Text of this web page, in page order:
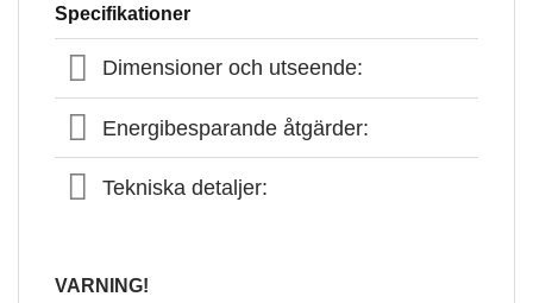
Specifikationer
Dimensioner och utseende:
Energibesparande åtgärder:
Tekniska detaljer:
VARNING!